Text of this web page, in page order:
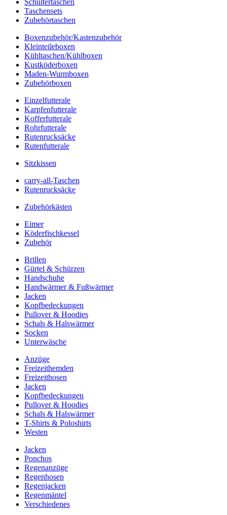
Taschensets
Zubehörtaschen
Boxenzubehör/Kastenzubehör
Kleinteileboxen
Kühltaschen/Kühlboxen
Kustköderboxen
Maden-Wurmboxen
Zubehörboxen
Einzelfutterale
Karpfenfutterale
Kofferfutterale
Rohrfutterale
Rutenrucksäcke
Rutenfutterale
Sitzkissen
carry-all-Taschen
Rutenrucksäcke
Zubehörkästen
Eimer
Köderfischkessel
Zubehör
Brillen
Gürtel & Schürzen
Handschuhe
Handwärmer & Fußwärmer
Jacken
Kopfbedeckungen
Pullover & Hoodies
Schals & Halswärmer
Socken
Unterwäsche
Anzüge
Freizeithemden
Freizeithosen
Jacken
Kopfbedeckungen
Pullover & Hoodies
Schals & Halswärmer
T-Shirts & Poloshirts
Westen
Jacken
Ponchos
Regenanzüge
Regenhosen
Regenjacken
Regenmäntel
Verschiedenes